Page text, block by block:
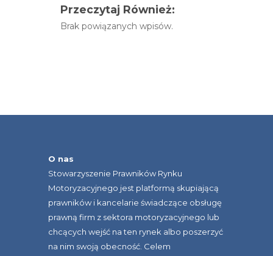
Przeczytaj Również:
Brak powiązanych wpisów.
O nas
Stowarzyszenie Prawników Rynku
Motoryzacyjnego jest platformą skupiającą
prawników i kancelarie świadczące obsługę
prawną firm z sektora motoryzacyjnego lub
chcących wejść na ten rynek albo poszerzyć
na nim swoją obecność. Celem